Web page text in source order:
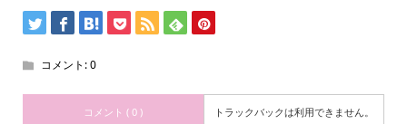
コメント:0
コメント ( 0 ) トラックバックは利用できません。